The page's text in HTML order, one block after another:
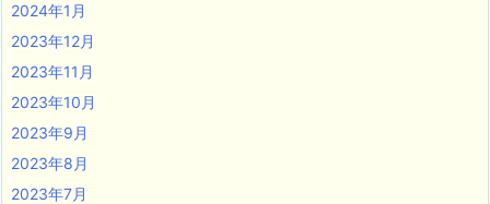
2024年1月
2023年12月
2023年11月
2023年10月
2023年9月
2023年8月
2023年7月